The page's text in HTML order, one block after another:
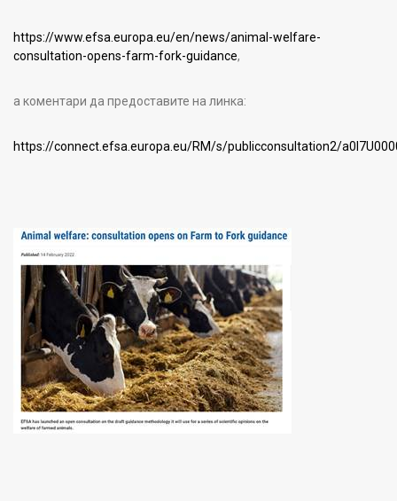
https://www.efsa.europa.eu/en/news/animal-welfare-
consultation-opens-farm-fork-guidance,
а коментари да предоставите на линка:
https://connect.efsa.europa.eu/RM/s/publicconsultation2/